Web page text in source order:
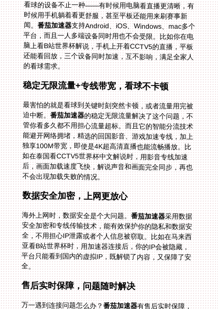
看球的设备不止一种——有时候用电脑看直播更清晰，有
时候用手机躺着看更舒服，甚至平板还能用来刷赛事新
闻。番茄加速器支持Android、iOS、Windows、mac多个
平台，而且一人多端设备同时用也不会受限。比如你在电
脑上看B站世界杯解说，手机上开着CCTV5的直播，平板
还能看回放，三个设备同时加速，互不影响，满足全家人
的看球需求。
稳定无限流量+专线带宽，看球不卡顿
最害怕的就是看球到关键时刻突然卡顿，或者流量用完被
迫中断。番茄加速器的稳定无限流量解决了这个问题，不
管你看多久都不用担心流量超标。而且它的智能分流技术
能避开网络拥堵，精选的回国影音、游戏加速专线，加上
独享100M带宽，即使是4K超高清直播也能流畅播放。比
如在泰国看CCTV5世界杯中文解说时，用影音专线加速
后，画面加载速度飞快，解说声音和画面完全同步，再也
不会出现加载失败的情况。
数据安全加密，上网更放心
海外上网时，数据安全是个大问题。番茄加速器采用数据
安全加密和专线传输技术，能有效保护你的隐私和数据安
全，不用担心IP泄露或者个人信息被窃取。比如在马来西
亚看B站世界杯时，用加速器连接后，你的IP会被隐藏，
平台只能看到国内的虚拟IP，既解锁了内容，又保障了安
全。
售后实时保障，问题随时解决
万一遇到连接问题怎么办？番茄加速器有售后实时保障，
专业的技术团队24小时在线，不管你是线路连接失败还是
设备兼容问题，都能快速响应并解决。比如第一次用加速
器时，我不懂怎么选节点，联系客服后，他们很快帮我找